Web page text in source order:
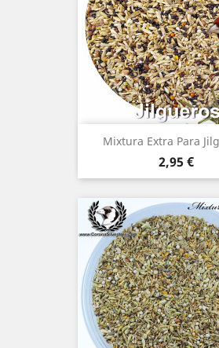
Mixtura Extra Para
Precio
2,95 €